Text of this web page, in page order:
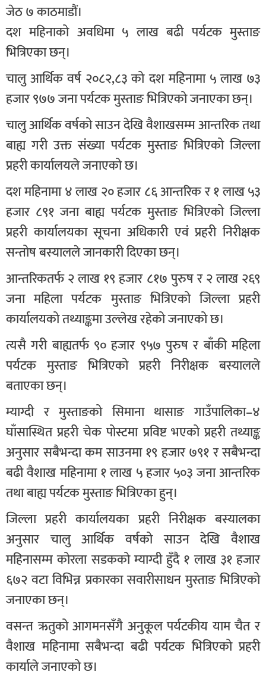
जेठ ७ काठमाडौं।
दश महिनाको अवधिमा ५ लाख बढी पर्यटक मुस्ताङ
भित्रिएका छन्।
चालु आर्थिक वर्ष २०८२,८३ को दश महिनामा ५ लाख ७३
हजार ९७७ जना पर्यटक मुस्ताङ भित्रिएको जनाएका छन्।
चालु आर्थिक वर्षको साउन देखि वैशाखसम्म आन्तरिक तथा
बाह्य गरी उक्त संख्या पर्यटक मुस्ताङ भित्रिएको जिल्ला
प्रहरी कार्यालयले जनाएको छ।
दश महिनामा ४ लाख २० हजार ८६ आन्तरिक र १ लाख ५३
हजार ८९१ जना बाह्य पर्यटक मुस्ताङ भित्रिएको जिल्ला
प्रहरी कार्यालयका सूचना अधिकारी एवं प्रहरी निरीक्षक
सन्तोष बस्यालले जानकारी दिएका छन्।
आन्तरिकतर्फ २ लाख १९ हजार ८१७ पुरुष र २ लाख २६९
जना महिला पर्यटक मुस्ताङ भित्रिएको जिल्ला प्रहरी
कार्यालयको तथ्याङ्कमा उल्लेख रहेको जनाएको छ।
त्यसै गरी बाह्यतर्फ ९० हजार ९५७ पुरुष र बाँकी महिला
पर्यटक मुस्ताङ भित्रिएको प्रहरी निरीक्षक बस्यालले
बताएका छन्।
म्याग्दी र मुस्ताङको सिमाना थासाङ गाउँपालिका–४
घाँसास्थित प्रहरी चेक पोस्टमा प्रविष्ट भएको प्रहरी तथ्याङ्क
अनुसार सबैभन्दा कम साउनमा १९ हजार ७९१ र सबैभन्दा
बढी वैशाख महिनामा १ लाख ५ हजार ५०३ जना आन्तरिक
तथा बाह्य पर्यटक मुस्ताङ भित्रिएका हुन्।
जिल्ला प्रहरी कार्यालयका प्रहरी निरीक्षक बस्यालका
अनुसार चालु आर्थिक वर्षको साउन देखि वैशाख
महिनासम्म कोरला सडकको म्याग्दी हुँदै १ लाख ३१ हजार
६७२ वटा विभिन्न प्रकारका सवारीसाधन मुस्ताङ भित्रिएको
जनाएका छन्।
वसन्त ऋतुको आगमनसँगै अनुकूल पर्यटकीय याम चैत र
वैशाख महिनामा सबैभन्दा बढी पर्यटक भित्रिएको प्रहरी
कार्याले जनाएको छ।